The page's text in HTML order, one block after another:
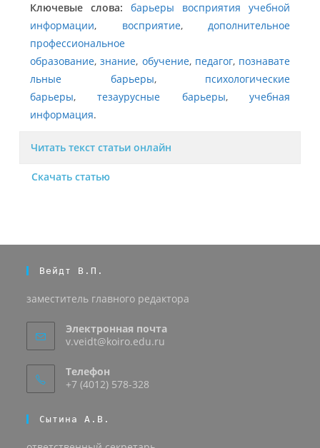
Ключевые слова:
барьеры восприятия учебной
информации, восприятие, дополнительное
профессиональное
образование,знание, обучение, педагог, познавате
льные барьеры, психологические
барьеры,тезаурусные барьеры, учебная
информация.
Читать текст статьи онлайн
Скачать статью
Вейдт В.П.
заместитель главного редактора
Электронная почта
v.veidt@koiro.edu.ru
Телефон
+7 (4012) 578-328
Сытина А.В.